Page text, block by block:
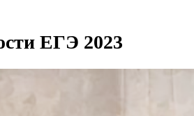
ЕГЭ 2023